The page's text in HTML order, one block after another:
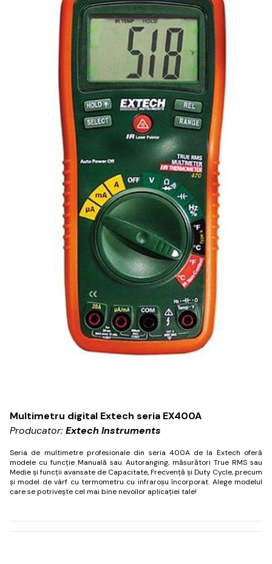
Multimetru digital Extech seria EX400A
Producator: Extech Instruments
Seria de multimetre profesionale din seria 400A de la Extech oferă
modele cu funcție Manuală sau Autoranging, măsurători True RMS sau
Medie și funcții avansate de Capacitate, Frecvență și Duty Cycle, precum
și model de vârf cu termometru cu infraroșu încorporat. Alege modelul
care se potrivește cel mai bine nevoilor aplicației tale!